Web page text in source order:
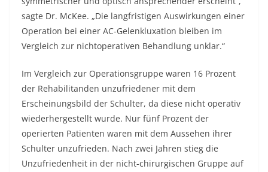
sagte Dr. McKee. „Die langfristigen Auswirkungen einer
Operation bei einer AC-Gelenkluxation bleiben im
Vergleich zur nichtoperativen Behandlung unklar.“
Im Vergleich zur Operationsgruppe waren 16 Prozent
der Rehabilitanden unzufriedener mit dem
Erscheinungsbild der Schulter, da diese nicht operativ
wiederhergestellt wurde. Nur fünf Prozent der
operierten Patienten waren mit dem Aussehen ihrer
Schulter unzufrieden. Nach zwei Jahren stieg die
Unzufriedenheit in der nicht-chirurgischen Gruppe auf